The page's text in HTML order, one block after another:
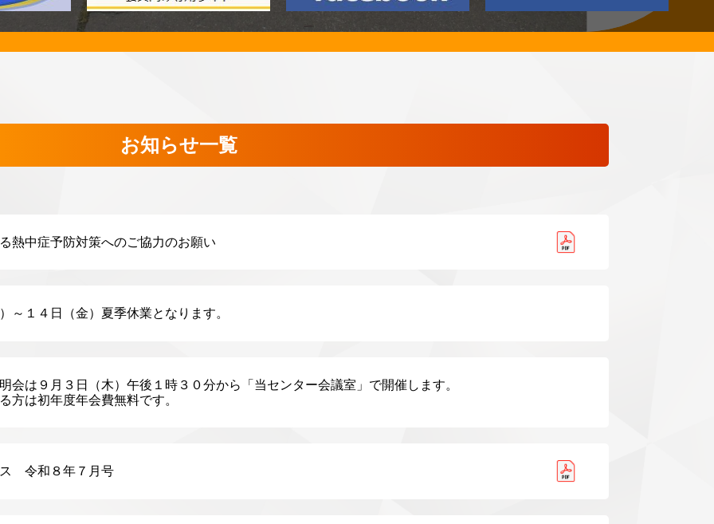
お知らせ一覧
熱中症予防対策へのご協力のお願い
～１４日（金）夏季休業となります。
会は９月３日（木）午後１時３０分から「当センター会議室」で開催します。
方は初年度年会費無料です。
令和８年７月号